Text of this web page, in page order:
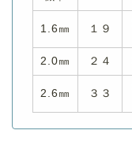
1.6㎜ １９
2.0㎜ ２４
2.6㎜ ３３